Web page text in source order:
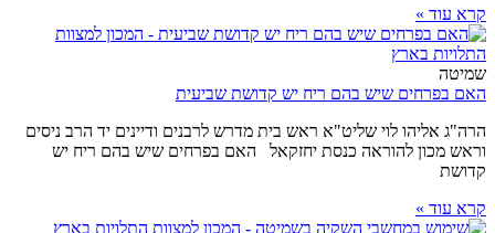
קרא עוד »
שמיטה
האם בפרחים שיש בהם ריח יש קדושת שביעית
הרה"ג אליהו לוי שליט"א ראש בית מדרש לרבנים ודיינים יד הרב ניסים
וראש מכון להוראה כנסת יחזקאל האם בפרחים שיש בהם ריח יש
קדושת
קרא עוד »